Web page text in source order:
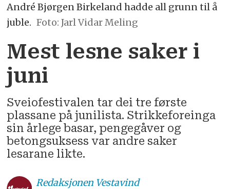
André Bjørgen Birkeland hadde all grunn til å
juble.
Jarl Vidar Meling
Mest lesne saker i
juni
Sveiofestivalen tar dei tre første
plassane på junilista. Strikkeforeinga
sin årlege basar, pengegåver og
betongsuksess var andre saker
lesarane likte.
Redaksjonen Vestavind